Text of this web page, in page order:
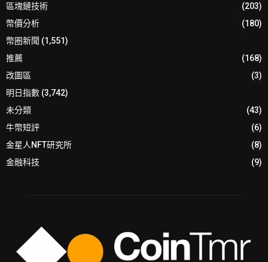
區塊鏈技術
(203)
幣價分析
(180)
幣圈新聞 (1,551)
推薦
(168)
改圖區
(3)
明日指數 (3,742)
未分類
(43)
牛幣短評
(6)
金星人NFT研究所
(8)
金融科技
(9)